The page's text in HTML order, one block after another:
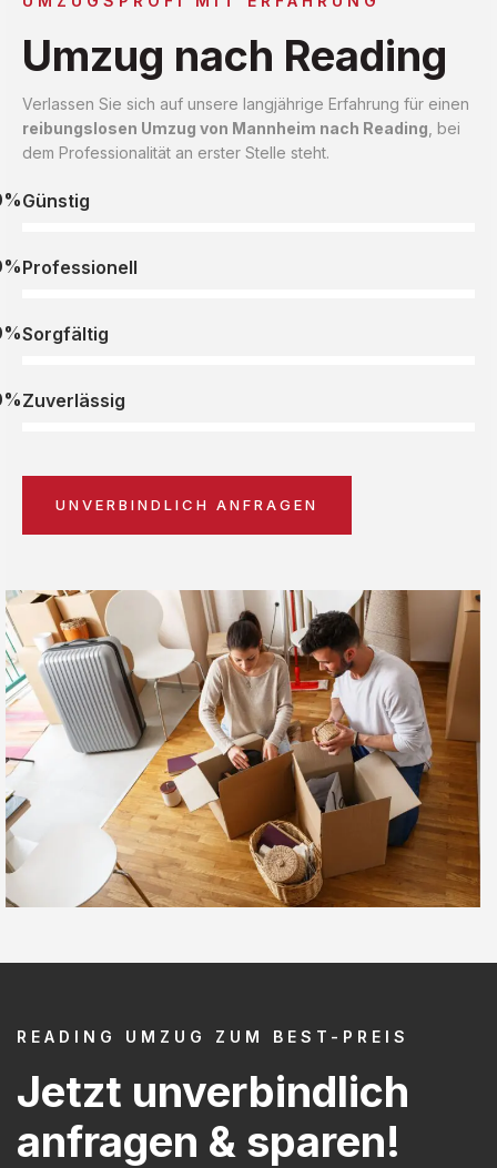
Umzug nach Reading
Verlassen Sie sich auf unsere langjährige Erfahrung für einen
reibungslosen Umzug von Mannheim nach Reading , bei
dem Professionalität an erster Stelle steht.
Günstig
Professionell
Sorgfältig
Zuverlässig
UNVERBINDLICH ANFRAGEN
READING UMZUG ZUM BEST-PREIS
Jetzt unverbindlich
anfragen & sparen!